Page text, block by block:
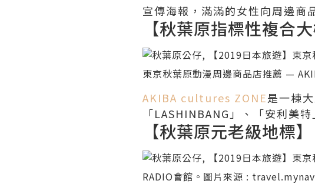
宣傳海報，滿滿的女性向周邊商
【秋葉原指標性複合
東京秋葉原動漫周邊商品店推薦 —
AKIBA cultures ZONE是一棟
「LASHINBANG」、「安利美
【秋葉原元老級地標
RADIO會館。圖片來源 :